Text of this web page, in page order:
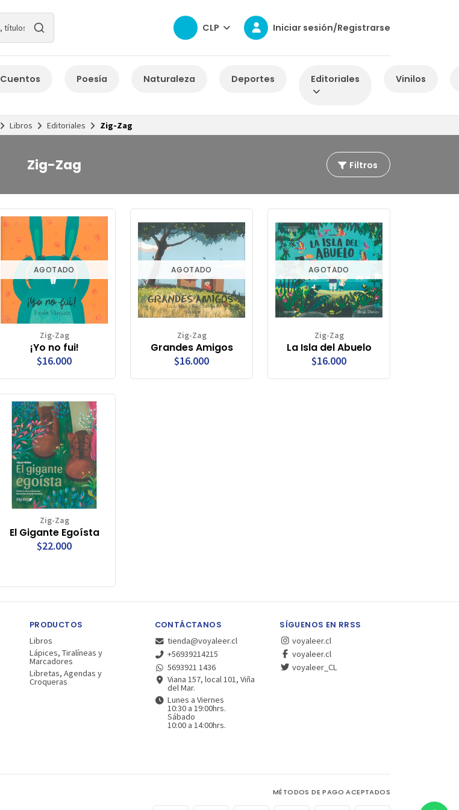
CLP Iniciar sesión/Registrarse
Cuentos Poesía Naturaleza Deportes Editoriales Vinilos
Libros Editoriales Zig-Zag
Zig-Zag Filtros
AGOTADO
Zig-Zag
¡Yo no fui!
$16.000
AGOTADO
Zig-Zag
Grandes Amigos
$16.000
AGOTADO
Zig-Zag
La Isla del Abuelo
$16.000
Zig-Zag
El Gigante Egoísta
$22.000
PRODUCTOS
Libros
Lápices, Tiralíneas y
Marcadores
Libretas, Agendas y
Croqueras
CONTÁCTANOS
tienda@voyaleer.cl
+56939214215
5693921 1436
Viana 157, local 101, Viña
del Mar.
Lunes a Viernes
10:30 a 19:00hrs.
Sábado
10:00 a 14:00hrs.
SÍGUENOS EN RRSS
voyaleer.cl
voyaleer.cl
voyaleer_CL
MÉTODOS DE PAGO ACEPTADOS